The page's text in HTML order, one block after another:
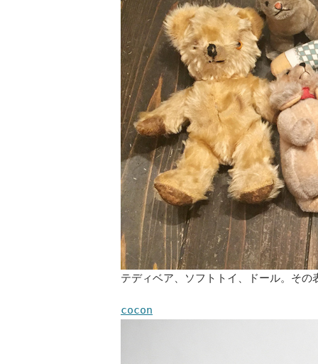
テディベア、ソフトトイ、ドール。そ
cocon